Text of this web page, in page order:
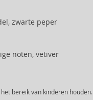
zwarte peper
noten, vetiver
bereik van kinderen houden.